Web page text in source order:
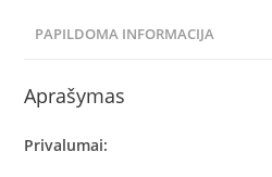
PAPILDOMA INFORMACIJA
Aprašymas
Privalumai: